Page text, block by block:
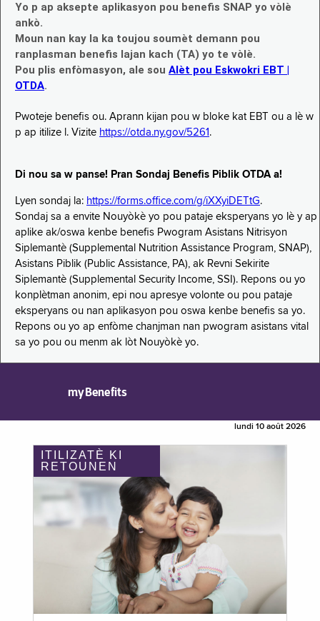
Yo p ap aksepte aplikasyon pou benefis SNAP yo vòlè
ankò.
Moun nan kay la ka toujou soumèt demann pou
ranplasman benefis lajan kach (TA) yo te vòlè.
Pou plis enfòmasyon, ale sou Alèt pou Eskwokri EBT |
OTDA.
Pwoteje benefis ou. Aprann kijan pou w bloke kat EBT ou a lè w
p ap itilize l. Vizite https://otda.ny.gov/5261 .
Di nou sa w panse! Pran Sondaj Benefis Piblik OTDA a!
Lyen sondaj la: https://forms.office.com/g/iXXyiDETtG.
Sondaj sa a envite Nouyòkè yo pou pataje eksperyans yo lè y ap
aplike ak/oswa kenbe benefis Pwogram Asistans Nitrisyon
Siplemantè (Supplemental Nutrition Assistance Program, SNAP),
Asistans Piblik (Public Assistance, PA), ak Revni Sekirite
Siplemantè (Supplemental Security Income, SSI). Repons ou yo
konplètman anonim, epi nou apresye volonte ou pou pataje
eksperyans ou nan aplikasyon pou oswa kenbe benefis sa yo.
Repons ou yo ap enfòme chanjman nan pwogram asistans vital
sa yo pou ou menm ak lòt Nouyòkè yo.
myBenefits
lundi 10 août 2026
ITILIZATÈ KI
RETOUNEN